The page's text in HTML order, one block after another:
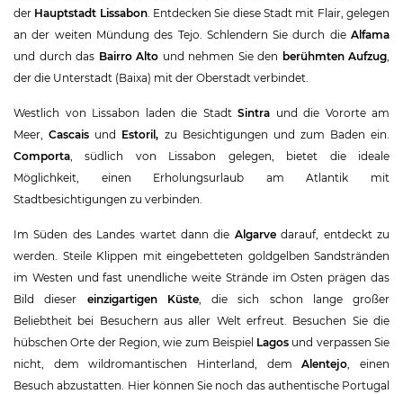
der Hauptstadt Lissabon. Entdecken Sie diese Stadt mit Flair, gelegen
an der weiten Mündung des Tejo. Schlendern Sie durch die Alfama
und durch das Bairro Alto und nehmen Sie den berühmten Aufzug,
der die Unterstadt (Baixa) mit der Oberstadt verbindet.
Westlich von Lissabon laden die Stadt Sintra und die Vororte am
Meer,Cascais und Estoril, zu Besichtigungen und zum Baden ein.
Comporta, südlich von Lissabon gelegen, bietet die ideale
Möglichkeit, einen Erholungsurlaub am Atlantik mit
Stadtbesichtigungen zu verbinden.
Im Süden des Landes wartet dann die Algarvedarauf, entdeckt zu
werden. Steile Klippen mit eingebetteten goldgelben Sandstränden
im Westen und fast unendliche weite Strände im Osten prägen das
Bild dieser einzigartigen Küste, die sich schon lange großer
Beliebtheit bei Besuchern aus aller Welt erfreut. Besuchen Sie die
hübschen Orte der Region, wie zum Beispiel Lagos und verpassen Sie
nicht, dem wildromantischen Hinterland, demAlentejo, einen
Besuch abzustatten. Hier können Sie noch das authentische Portugal